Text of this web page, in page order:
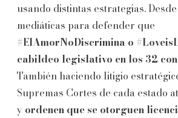
usando distintas estrategias.
mediáticas para defender que
#ElAmorNoDiscrimina o
cabildeo legislativo en los 32
También haciendo litigio
Supremas Cortes de cada estado
y ordenen que se otorguen